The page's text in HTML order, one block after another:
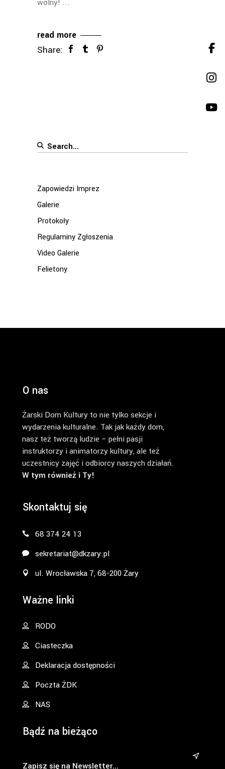
wolny!
read more
Share:
Search
Zapowiedzi Imprez
Galerie
Protokoły
Regulaminy Zgłoszenia
Video Galerie
Felietony
O nas
Żarski Dom Kultury to nie tylko sekcje i
wydarzenia kulturalne. Tak jak każdy dom,
nasz też tworzą ludzie – pełni pasji
instruktorzy i animatorzy kultury, ale też
uczestnicy zajęć i odbiorcy naszych działań.
W tym również i Ty!
Skontaktuj się
68 374 24 13
sekretariat@dkzary.pl
ul. Wrocławska 7, 68-200 Żary
Ważne linki
RODO
Ciasteczka
Deklaracja dostępności
Poczta ŻDK
NAS
Bądź na bieżąco
&